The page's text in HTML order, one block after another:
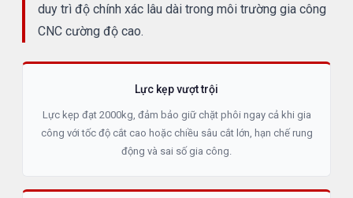
duy trì độ chính xác lâu dài trong môi trường gia công
CNC cường độ cao.
Lực kẹp vượt trội
Lực kẹp đạt 2000kg, đảm bảo giữ chặt phôi ngay cả khi gia
công với tốc độ cắt cao hoặc chiều sâu cắt lớn, hạn chế rung
động và sai số gia công.